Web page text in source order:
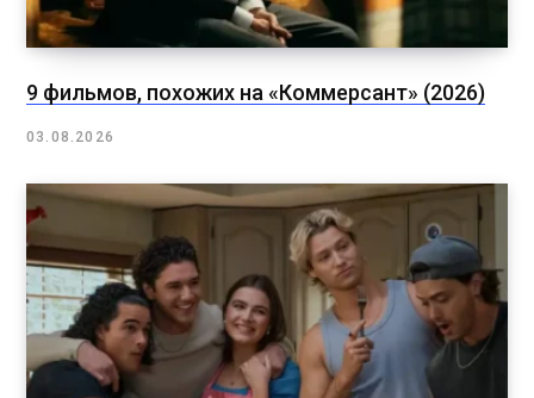
9 фильмов, похожих на «Коммерсант» (2026)
03.08.2026